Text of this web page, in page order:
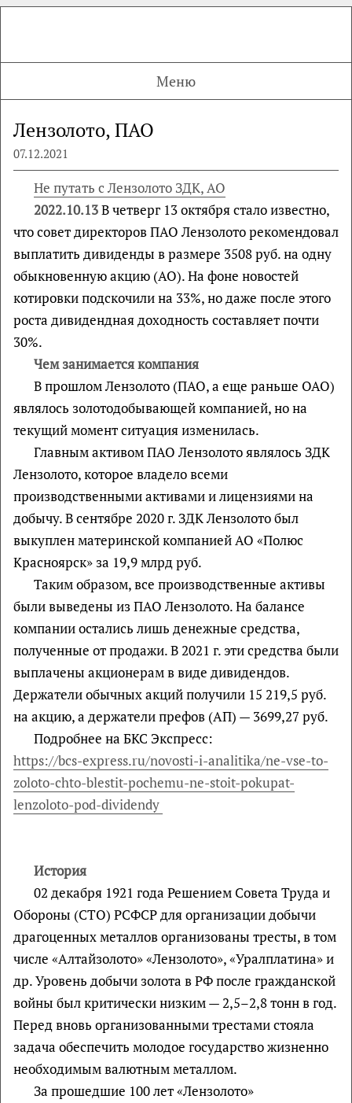
Меню
Лензолото, ПАО
07.12.2021
Не путать с Лензолото ЗДК, АО
2022.10.13В четверг 13 октября стало известно,
что совет директоров ПАО Лензолото рекомендовал
выплатить дивиденды в размере 3508 руб. на одну
обыкновенную акцию (АО). На фоне новостей
котировки подскочили на 33%, но даже после этого
роста дивидендная доходность составляет почти
30%.
Чем занимается компания
В прошлом Лензолото (ПАО, а еще раньше ОАО)
являлось золотодобывающей компанией, но на
текущий момент ситуация изменилась.
Главным активом ПАО Лензолото являлось ЗДК
Лензолото, которое владело всеми
производственными активами и лицензиями на
добычу. В сентябре 2020 г. ЗДК Лензолото был
выкуплен материнской компанией АО «Полюс
Красноярск» за 19,9 млрд руб.
Таким образом, все производственные активы
были выведены из ПАО Лензолото. На балансе
компании остались лишь денежные средства,
полученные от продажи. В 2021 г. эти средства были
выплачены акционерам в виде дивидендов.
Держатели обычных акций получили 15 219,5 руб.
на акцию, а держатели префов (АП) — 3699,27 руб.
Подробнее на БКС Экспресс:
https://bcs-express.ru/novosti-i-analitika/ne-vse-to-
zoloto-chto-blestit-pochemu-ne-stoit-pokupat-
lenzoloto-pod-dividendy
История
02 декабря 1921 года Решением Совета Труда и
Обороны (СТО) РСФСР для организации добычи
драгоценных металлов организованы тресты, в том
числе «Алтайзолото» «Лензолото», «Уралплатина» и
др. Уровень добычи золота в РФ после гражданской
войны был критически низким — 2,5–2,8 тонн в год.
Перед вновь организованными трестами стояла
задача обеспечить молодое государство жизненно
необходимым валютным металлом.
За прошедшие 100 лет «Лензолото»